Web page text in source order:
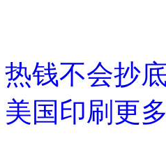
钱不会抄
国印刷更